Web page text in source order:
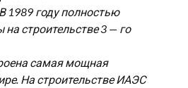
1989 году полностью
строительстве 3 — го
самая мощная
На строительстве ИАЭС